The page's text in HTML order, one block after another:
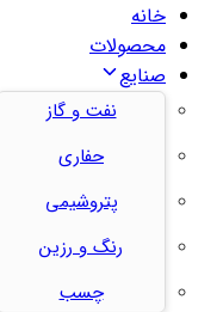
خانه
محصولات
صنایع
نفت و گاز
حفاری
پتروشیمی
رنگ و رزین
چسب